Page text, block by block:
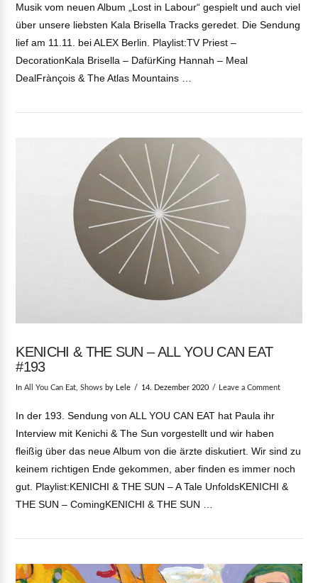
VIEW POST
Musik vom neuen Album „Lost in Labour“ gespielt und auch viel
über unsere liebsten Kala Brisella Tracks geredet. Die Sendung
lief am 11.11. bei ALEX Berlin. Playlist:TV Priest –
DecorationKala Brisella – DafürKing Hannah – Meal
DealFrànçois & The Atlas Mountains …
KENICHI & THE SUN – ALL YOU CAN EAT
#193
InAll You Can Eat,Shows by Lele 14. Dezember 2020 Leave a Comment
In der 193. Sendung von ALL YOU CAN EAT hat Paula ihr
Interview mit Kenichi & The Sun vorgestellt und wir haben
fleißig über das neue Album von die ärzte diskutiert. Wir sind zu
keinem richtigen Ende gekommen, aber finden es immer noch
gut. Playlist:KENICHI & THE SUN – A Tale UnfoldsKENICHI &
THE SUN – ComingKENICHI & THE SUN …